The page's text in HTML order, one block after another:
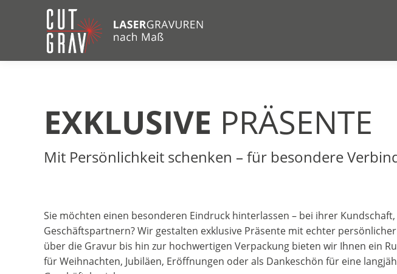
EXKLUSIVE PRÄSENTE
Mit Persönlichkeit schenken – für besondere
Sie möchten einen besonderen Eindruck hinterlassen – bei ihrer
Geschäftspartnern? Wir gestalten exklusive Präsente mit echter
über die Gravur bis hin zur hochwertigen Verpackung bieten wir Ihnen ein
für Weihnachten, Jubiläen, Eröffnungen oder als Dankeschön für eine